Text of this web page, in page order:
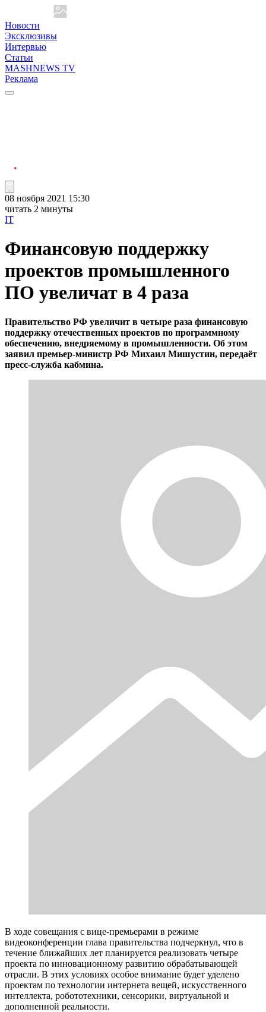
Новости
Эксклюзивы
Интервью
Статьи
MASHNEWS TV
Реклама
08 ноября 2021 15:30
читать 2 минуты
IT
Финансовую поддержку
проектов промышленного
ПО увеличат в 4 раза
Правительство РФ увеличит в четыре раза финансовую
поддержку отечественных проектов по программному
обеспечению, внедряемому в промышленности. Об этом
заявил премьер-министр РФ Михаил Мишустин, передаёт
пресс-служба кабмина.
В ходе совещания с вице-премьерами в режиме
видеоконференции глава правительства подчеркнул, что в
течение ближайших лет планируется реализовать четыре
проекта по инновационному развитию обрабатывающей
отрасли. В этих условиях особое внимание будет уделено
проектам по технологии интернета вещей, искусственного
интеллекта, робототехники, сенсорики, виртуальной и
дополненной реальности.